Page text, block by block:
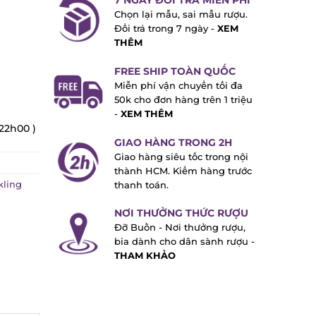
)
Chọn lại mẫu, sai mẫu rượu.
Đổi trả trong 7 ngày - XEM
THÊM
FREE SHIP TOÀN QUỐC
Miễn phí vận chuyển tối đa
50k cho đơn hàng trên 1 triệu
- XEM THÊM
GIAO HÀNG TRONG 2H
Giao hàng siêu tốc trong nội
thành HCM. Kiểm hàng trước
thanh toán.
NƠI THƯỞNG THỨC RƯỢU
Đỡ Buồn - Nơi thưởng rượu,
bia dành cho dân sành rượu -
THAM KHẢO